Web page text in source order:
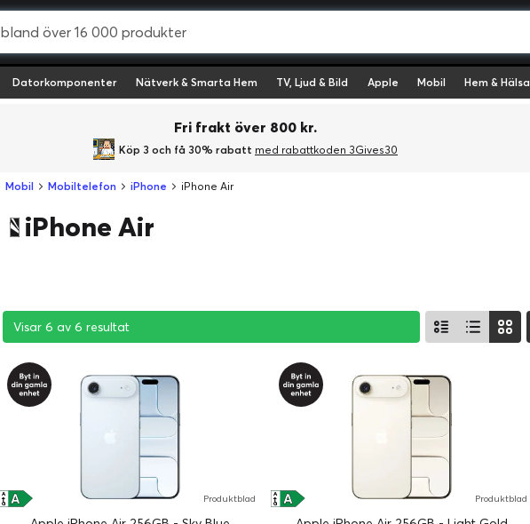
Datorkomponenter Nätverk & Smarta Hem TV, Ljud & Bild Apple Mobil Hem & Hälsa
Fri frakt över 800 kr.
Köp 3 och få 30% rabatt med rabattkoden 3Gives30
Mobil Mobiltelefon iPhone iPhone Air
iPhone Air
Visar 6 av 6 resultat
Visar 6 av 6 resultat
Visar 6 av 6 resultat
A
A
↑
G Produktblad A
A
↑
G Produktblad